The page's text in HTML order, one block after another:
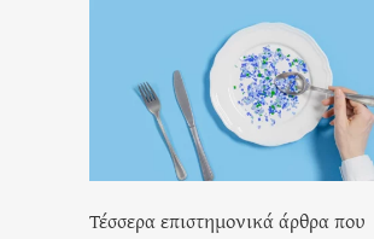
Τέσσερα επιστημονικά άρθρα που